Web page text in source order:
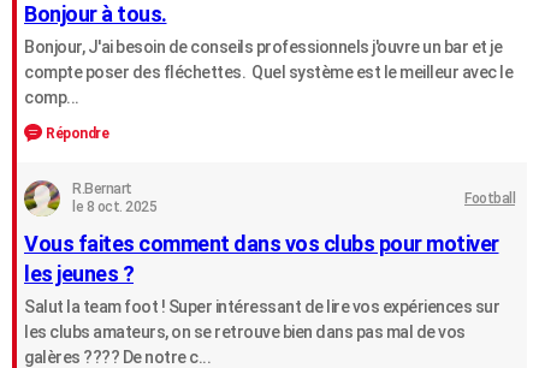
Bonjour à tous.
Bonjour, J'ai besoin de conseils professionnels j'ouvre un bar et je
compte poser des fléchettes. Quel système est le meilleur avec le
comp...
Répondre
R.Bernart
le 8 oct. 2025
Football
Vous faites comment dans vos clubs pour motiver
les jeunes ?
Salut la team foot ! Super intéressant de lire vos expériences sur
les clubs amateurs, on se retrouve bien dans pas mal de vos
galères ???? De notre c...